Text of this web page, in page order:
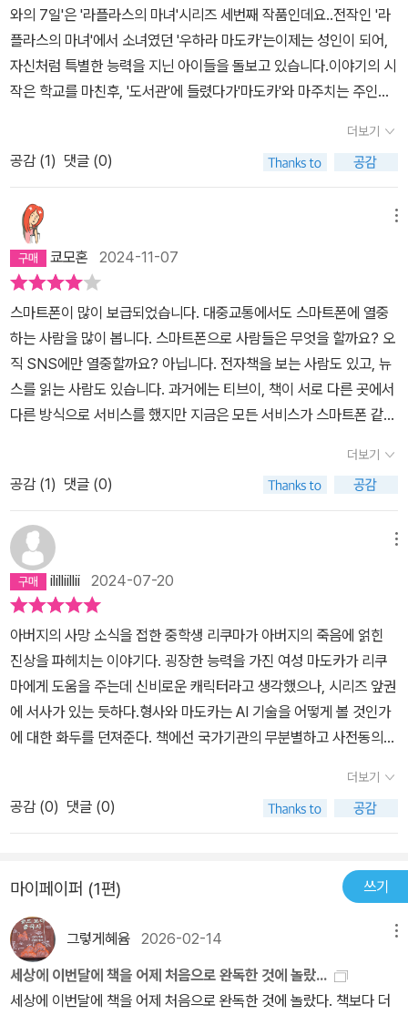
와의 7일'은 '라플라스의 마녀'시리즈 세번째 작품인데요..전작인 '라
플라스의 마녀'에서 소녀였던 '우하라 마도카'는이제는 성인이 되어,
자신처럼 특별한 능력을 지닌 아이들을 돌보고 있습니다.​이야기의 시
작은 학교를 마친후, '도서관'에 들렸다가'마도카'와 마주치는 주인공
더니...'리쿠마'에게 정확하게 비가 그치는 시간까지 알려주는데요..​그
런데 '리쿠마'의 아버지이자 전직형사인 '쓰키자와 가쓰시'가 시체로
발견이 됩니다.'리쿠마'는 아버지의 죽음 이후...아버지에게 숨겨진 연
인과 이복여동생 '데루나'에 대해 알게 되는데요..'데루나'를 만나려 갔
다가..그곳에서 '마도카'와 재회하게 되는데요..​'데루나'를 돌보던 '마
도카'는자신의 특별한 능력으로 '리쿠마'의 아버지가 죽은 장소와 시
간을 밝혀내고..'리쿠마'와 절친 '준야'는 '마도카'와 함께 사건에 뛰어
들게 됩니다.​한편 담당형사인 '와키사카'는 단서가 없어 힘들어하는
가운데...'마도카'의 도움으로 단서를 얻게 되고..사건의 진실에 다가
가려고 하지만..윗선에서 '외압'이 들어오기 시작하는데요.​그럼에도
단독수사를 강행하는 '와키사카'​'리쿠마'의 아버지는 '수배범'들을 잡
는 '미아타리'수사관인데요..그러나 AI의 '얼굴인식 프로그램'이 발달
하면서'미아타리'수사관들의 입지도 줄고..'리쿠마'의 아버지 역시 그
만두었는데..그는 늘 말했죠 AI가 할수 없는 영역이 없다고..​요즘 '인
만, 한편 염려의 부분도 많은데 말입니다.'범죄'에도 많이 사용되고 말
입니다.​한편 드러나는 결말을 보다보면...앞으로 이런 사회가 된다
면?? 이건 '스포'인지라....말하기 그렇지만..장단점이 있는것 같습니
다..소설에도 나오지만 말이지요.​인간이 어떻게 사용하느냐가 중요할
듯 싶어요..이런 이야기를 다룬 다른 소설도 있었고 말이지요..​오랜만
에 다시 돌아온 '라플라스의 마녀''히가시노 게이고'답게 가독성도 좋
고...사회성도 있고이번 작품 역시 재미있게 읽었습니다...
더보기
공감 (1) 댓글 (0)
쿄모혼 2024-11-07
스마트폰이 많이 보급되었습니다. 대중교통에서도 스마트폰에 열중
하는 사람을 많이 봅니다. 스마트폰으로 사람들은 무엇을 할까요? 오
직 SNS에만 열중할까요? 아닙니다. 전자책을 보는 사람도 있고, 뉴
스를 읽는 사람도 있습니다. 과거에는 티브이, 책이 서로 다른 곳에서
다른 방식으로 서비스를 했지만 지금은 모든 서비스가 스마트폰 같은
스를 활용할 수 있는 시대라고도 표현할 수 있습니다. 시간이 흐를수
록 디지털 기기에 대한 의존도가 저절로 높아지게 됩니다. 소설에서
소년의 아버지 가쓰시는 눈으로 범인을 쫒았습니다. 사람이 많은 곳
에서 수상해 보이는 사람을 발견하면 뒤를 쫒았지요. 그런데 인공지
능이 발달하면서 인공지능이 알려주는 사람을 쫒게 됩니다. 인공지능
은 범인으로 추측되는 몽타주와 전국에 깔린 CCTV에 기록된 사람의
얼굴을 비교, 분석하여 동일인으로 인식되는 사람을 골라냅니다. CC
TV가 설치되지 않은 곳까지 인공지능이 분석할 수 없습니다. 따라서
인공지능이 할 수 없는 일을 사람이 대신 처리하는 셈입니다. 인공지
능에 대한 의존도가 매우 높은 사회라고 볼 수 있겠지요. 그런데 소
년의 아버지는 인공지능보다 자신의 눈썰미를 믿습니다. 자신의 눈썰
미로는 도통 알 수 없는 한 사람에 집착합니다. 그 사람의 삶이 보이지
않는다는 이유로요. 가쓰시는 용의자로 추정되는 사람의 몽타주나 사
진을 업무를 통해 처음 접할 것입니다. 이 대목에서 우리는 첫 만남에
이 과정에서 편견이나 선입견이 생겨날 수도 있지요. 이 점을 근거로
인공지능은 중립적 또는 객관적이라고 말하기도 합니다. 하지만 과연
그럴까요? 인공지능과 관련된 몇 개의 기사를 보면 윤리에 어긋나
는 글을 생성하기도 합니다. 여성과 노인을 차별하는 표현을 사용하
기도 하고, 자살을 권유하는 등 윤리에 어긋나는 내용을 언급하기도
합니다. 이런 현상은 왜 벌어졌을까요? 인공지능은 사람이 쓴 텍스트
더보기
공감 (1) 댓글 (0)
ililliillii 2024-07-20
아버지의 사망 소식을 접한 중학생 리쿠마가 아버지의 죽음에 얽힌
진상을 파헤치는 이야기다. 굉장한 능력을 가진 여성 마도카가 리쿠
마에게 도움을 주는데 신비로운 캐릭터라고 생각했으나, 시리즈 앞권
에 서사가 있는 듯하다.형사와 마도카는 AI 기술을 어떻게 볼 것인가
에 대한 화두를 던져준다. 책에선 국가기관의 무분별하고 사전동의
다. 헌혈하면 그 정보가 국가에 수집되어서 높으신 분 아프면 쥐도 새
도 모르게 사라진다는 외국 루머를 최근에 들어서 그런지.....DNA 수
집이 클린하게 범죄수사에만 쓰일까 싶다. 마도카는 미국을 갔는데
더보기
공감 (0) 댓글 (0)
마이페이퍼 (1편) 쓰기
그렇게혜윰 2026-02-14
세상에 이번달에 책을 어제 처음으로 완독한 것에 놀랐...
세상에 이번달에 책을 어제 처음으로 완독한 것에 놀랐다. 책보다 더